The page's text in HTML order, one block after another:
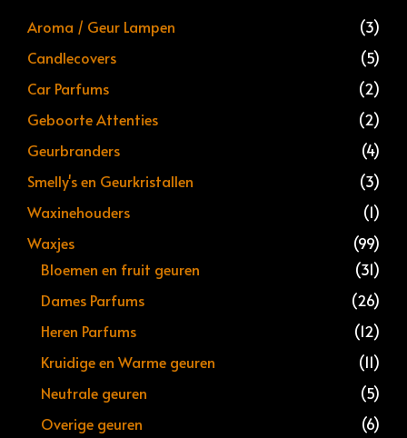
Aroma / Geur Lampen
(3)
Candlecovers
(5)
Car Parfums
(2)
Geboorte Attenties
(2)
Geurbranders
(4)
Smelly's en Geurkristallen
(3)
Waxinehouders
(1)
Waxjes
(99)
Bloemen en fruit geuren
(31)
Dames Parfums
(26)
Heren Parfums
(12)
Kruidige en Warme geuren
(11)
Neutrale geuren
(5)
Overige geuren
(6)